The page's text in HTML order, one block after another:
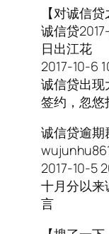
【对诚信
诚信贷
日出江花
2017-10-6
诚信贷出现
签约，忽悠
诚信贷逾期
2017-10-5
十月分以来
言